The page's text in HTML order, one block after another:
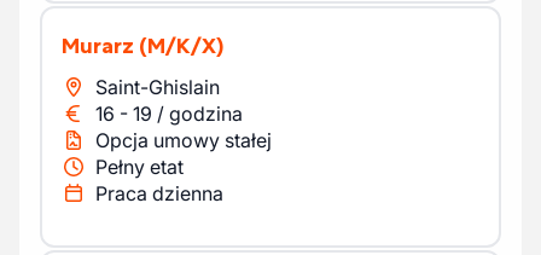
Murarz (M/K/X)
Saint-Ghislain
16 - 19 / godzina
Opcja umowy stałej
Pełny etat
Praca dzienna